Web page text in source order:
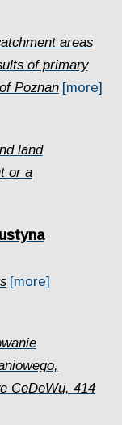
areas
of primary
Poznan [more]
land
or a
[more]
CeDeWu, 414